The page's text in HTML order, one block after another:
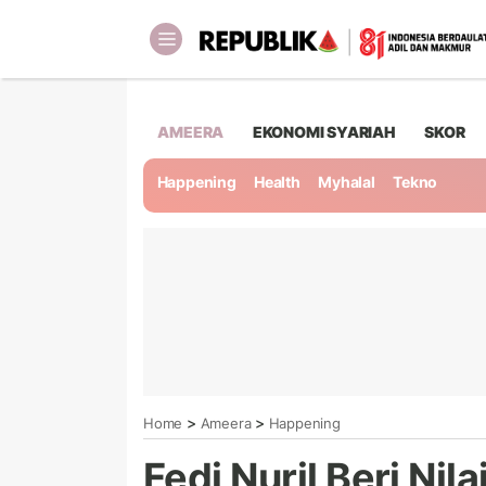
AMEERA EKONOMI SYARIAH SKOR
Happening Health Myhalal Tekno
Home > Ameera> Happening